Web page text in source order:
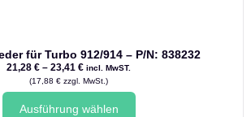
für Turbo 912/914 – P/N: 838232
21,28€ –23,41€Preisspanne:
21,28 €
bis
23,41 €
incl. MwST.
(17,88€ zzgl. MwSt.)
Ausführung wählen
Dieses